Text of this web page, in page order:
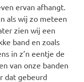
ervan afhangt.
als wij zo meteen
zien wij een
band en zoals
in z’n eentje de
van onze banden
dat gebeurd